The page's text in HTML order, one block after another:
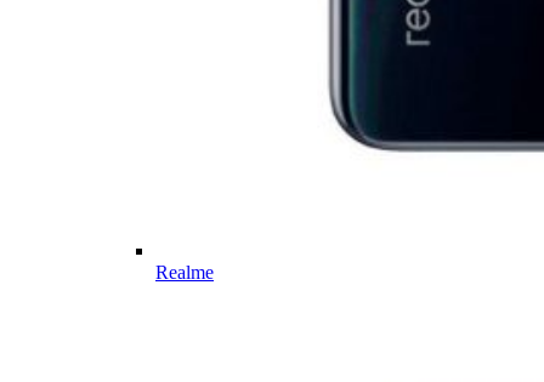
Realme